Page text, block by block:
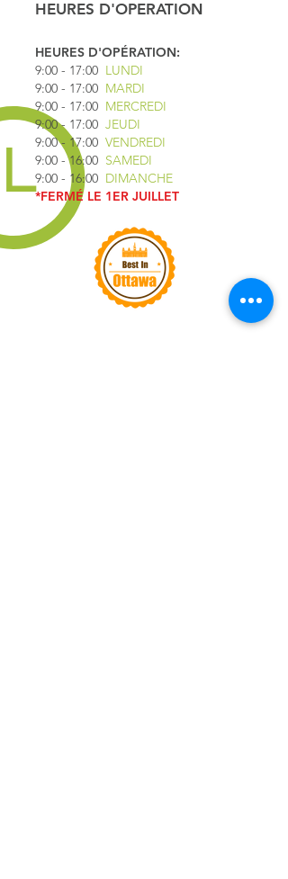
HEURES D'OPERATION
HEURES D'OPÉRATION:
9:00 - 17:00 LUNDI
9:00 - 17:00 MARDI
9:00 - 17:00 MERCREDI
9:00 - 17:00 JEUDI
9:00 - 17:00 VENDREDI
9:00 - 16:00 SAMEDI
9:00 - 16:00 DIMANCHE
*FERMÉ LE 1ER JUILLET